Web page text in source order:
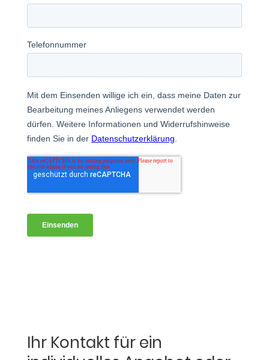
Ihr Kontakt für ein